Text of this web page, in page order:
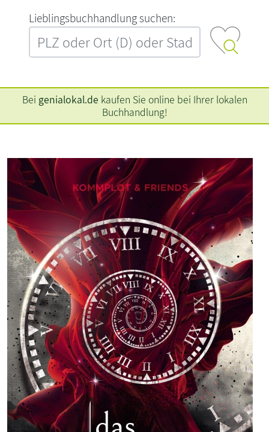
L‍i‍e‍b‍l‍i‍n‍g‍s‍b‍u‍c‍h‍h‍a‍n‍d‍l‍u‍n‍g‍ ‍s‍u‍c‍h‍e‍n‍:‍
Bei genialokal.de kaufen Sie online bei Ihrer lokalen
Buchhandlung!